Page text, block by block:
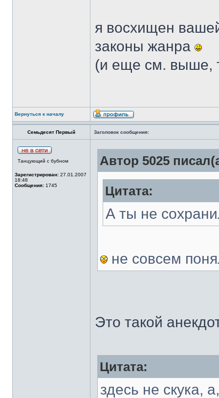
я восхищен
законы жанра
(и еще см. выше,
Вернуться к началу
Семьдесят Первый Заголовок сообщения:
Танцующий с бубном
Зарегистрирован: 27.01.2007
18:48
Сообщения: 1745
Автор 5025
Цитата:
А ты не
не совсем
Это такой
Цитата:
здесь не скука,